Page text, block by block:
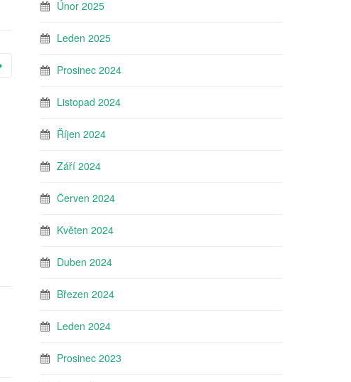
Únor 2025
Leden 2025
Prosinec 2024
Listopad 2024
Říjen 2024
Září 2024
Červen 2024
Květen 2024
Duben 2024
Březen 2024
Leden 2024
Prosinec 2023